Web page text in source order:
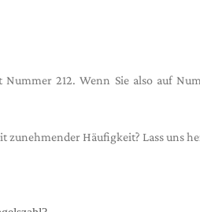
212. Wenn Sie also auf
zunehmender Häufigkeit? Lass uns